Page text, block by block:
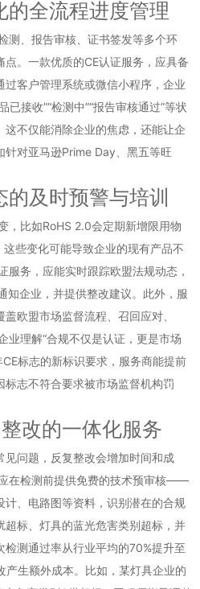
的全流程进度管理
测、报告审核、证书签发等多个环
。一款优质的CE认证服务，应具备
客户管理系统或微信小程序，企业
接收”“检测中”“报告审核通过”等状
不仅能消除企业的焦虑，还能让企
针对亚马逊Prime Day、黑五等旺
及时预警与培训
，比如RoHS 2.0会定期新增限用物
些变化可能导致企业的现有产品不
服务，应能实时跟踪欧盟法规动态，
知企业，并提供整改建议。此外，服
欧盟市场监督流程、召回应对、
业理解“合规不仅是认证，更是市场
标志的新标识要求，服务商能提前
志不符合要求被市场监督机构罚
改的一体化服务
问题，反复整改会增加时间和成
在检测前提供免费的技术预审核——
计、电路图等资料，识别潜在的合规
超标、灯具的蓝光危害类别超标，并
测通过率从行业平均的70%提升至
产生额外成本。比如，某灯具企业的